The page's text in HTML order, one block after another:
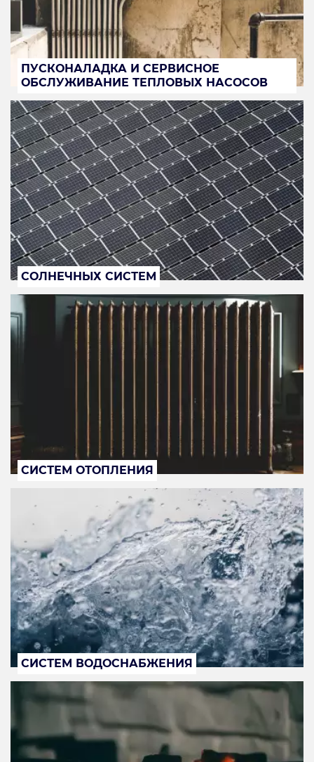
ПУСКОНАЛАДКА И СЕРВИСНОЕ
ОБСЛУЖИВАНИЕ ТЕПЛОВЫХ НАСОСОВ
СОЛНЕЧНЫХ СИСТЕМ
СИСТЕМ ОТОПЛЕНИЯ
СИСТЕМ ВОДОСНАБЖЕНИЯ